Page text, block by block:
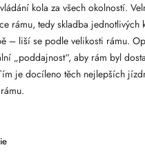
kola za všech okolností.
rámu, tedy skladba jednotlivých
– liší se podle velikosti rámu.
„poddajnost“, aby rám byl
je docíleno těch nejlepších